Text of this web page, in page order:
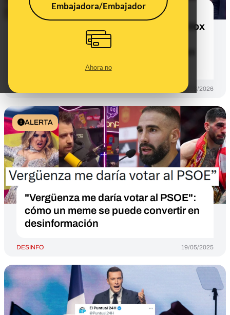
Embajadora/Embajador
Ahora no
No, este vídeo de tres mujeres
musulmanas diciendo que si gana Vox
se irán a su país no es real: tiene
indicios de haber sido generado con
06/03/2026
ALERTA
"Vergüenza me daría votar al PSOE":
cómo un meme se puede convertir en
desinformación
DESINFO 19/05/2025